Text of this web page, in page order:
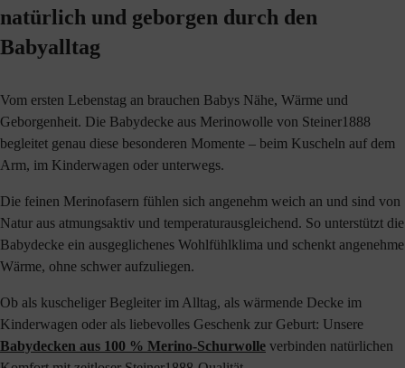
natürlich und geborgen durch den
Babyalltag
Vom ersten Lebenstag an brauchen Babys Nähe, Wärme und
Geborgenheit. Die Babydecke aus Merinowolle von Steiner1888
begleitet genau diese besonderen Momente – beim Kuscheln auf dem
Arm, im Kinderwagen oder unterwegs.
Die feinen Merinofasern fühlen sich angenehm weich an und sind von
Natur aus atmungsaktiv und temperaturausgleichend. So unterstützt die
Babydecke ein ausgeglichenes Wohlfühlklima und schenkt angenehme
Wärme, ohne schwer aufzuliegen.
Ob als kuscheliger Begleiter im Alltag, als wärmende Decke im
Kinderwagen oder als liebevolles Geschenk zur Geburt: Unsere
Babydecken aus 100 % Merino-Schurwolle verbinden natürlichen